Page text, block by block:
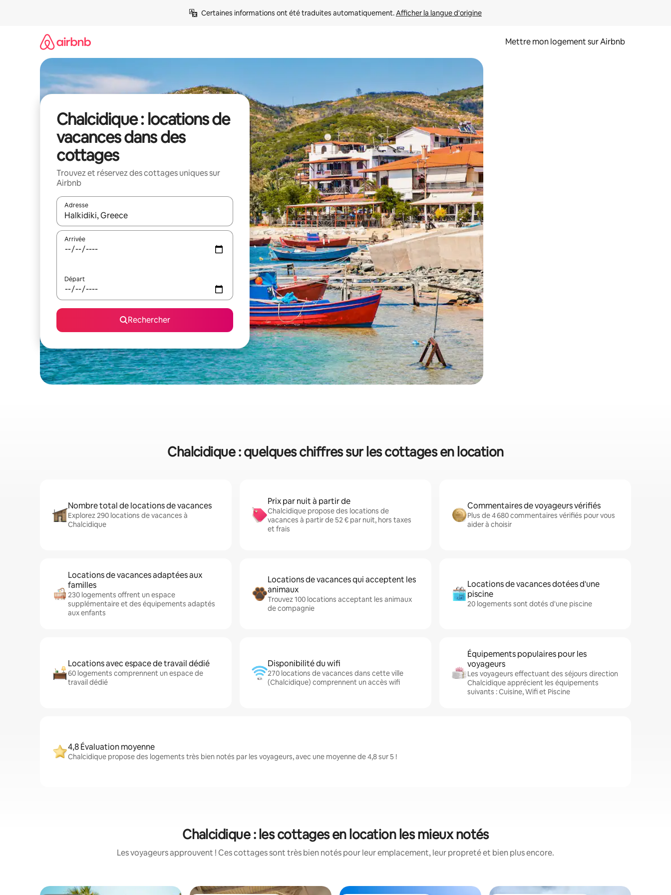
Certaines informations ont été traduites automatiquement. Afficher la langue d'origine
Mettre mon logement sur Airbnb
Chalcidique : locations de
vacances dans des
cottages
Trouvez et réservez des cottages uniques sur
Airbnb
Adresse
Lorsque les résultats s'affichent, utilisez les flèches vers le haut et vers le bas pour les parcourir ou en appuyant et en faisant glisser.
Arrivée
Départ
Rechercher
Chalcidique : quelques chiffres sur les cottages en location
Nombre total de locations de vacances
Explorez 290 locations de vacances à
Chalcidique
Prix par nuit à partir de
Chalcidique propose des locations de
vacances à partir de 52 € par nuit, hors taxes
et frais
Commentaires de voyageurs vérifiés
Plus de 4 680 commentaires vérifiés pour vous
aider à choisir
Locations de vacances adaptées aux
familles
230 logements offrent un espace
supplémentaire et des équipements adaptés
aux enfants
Locations de vacances qui acceptent les
animaux
Trouvez 100 locations acceptant les animaux
de compagnie
Locations de vacances dotées d'une
piscine
20 logements sont dotés d'une piscine
Locations avec espace de travail dédié
60 logements comprennent un espace de
travail dédié
Disponibilité du wifi
270 locations de vacances dans cette ville
(Chalcidique) comprennent un accès wifi
Équipements populaires pour les
voyageurs
Les voyageurs effectuant des séjours direction
Chalcidique apprécient les équipements
suivants : Cuisine, Wifi et Piscine
4,8 Évaluation moyenne
Chalcidique propose des logements très bien notés par les voyageurs, avec une moyenne de 4,8 sur 5 !
Chalcidique : les cottages en location les mieux notés
Les voyageurs approuvent ! Ces cottages sont très bien notés pour leur emplacement, leur propreté et bien plus encore.